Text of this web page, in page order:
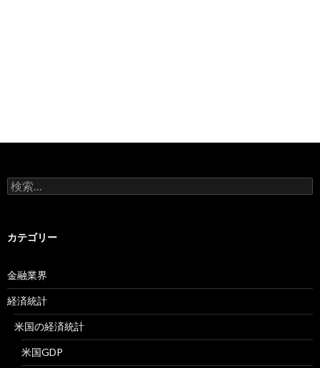
検
索:
カテゴリー
金融業界
経済統計
米国の経済統計
米国GDP